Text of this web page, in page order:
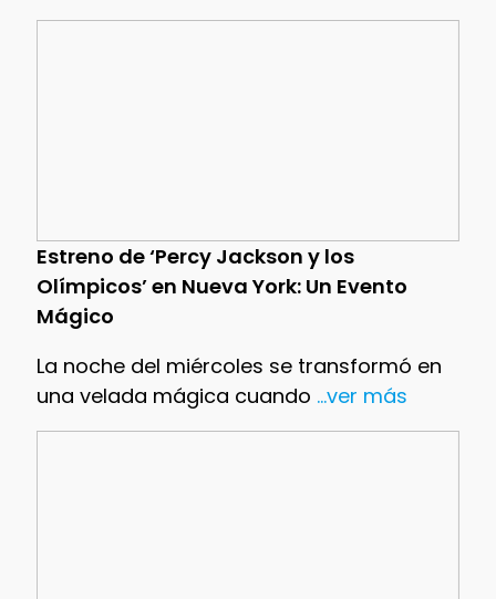
Estreno de ‘Percy Jackson y los
Olímpicos’ en Nueva York: Un Evento
Mágico
La noche del miércoles se transformó en
una velada mágica cuando ...ver más